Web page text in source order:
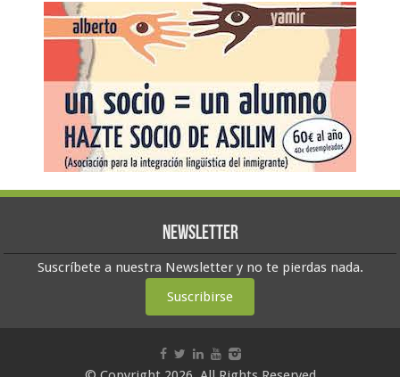
Newsletter
Suscríbete a nuestra Newsletter y no te pierdas nada.
Suscribirse